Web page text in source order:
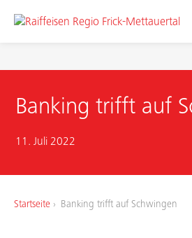
Banking trifft auf
11. Juli 2022
Startseite Banking trifft auf Schwingen